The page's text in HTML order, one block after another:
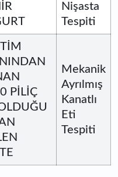
Nişasta
Tespiti
PİLİÇ
Mekanik
Ayrılmış
Kanatlı
Eti
Tespiti